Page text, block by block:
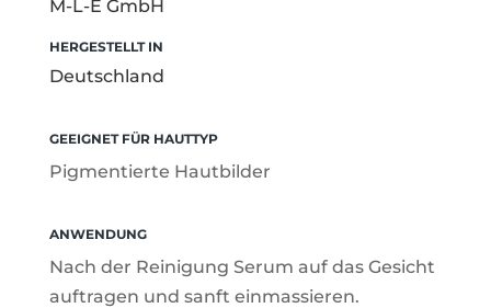
M-L-E GmbH
HERGESTELLT IN
Deutschland
GEEIGNET FÜR HAUTTYP
Pigmentierte Hautbilder
ANWENDUNG
Nach der Reinigung Serum auf das Gesicht
auftragen und sanft einmassieren.